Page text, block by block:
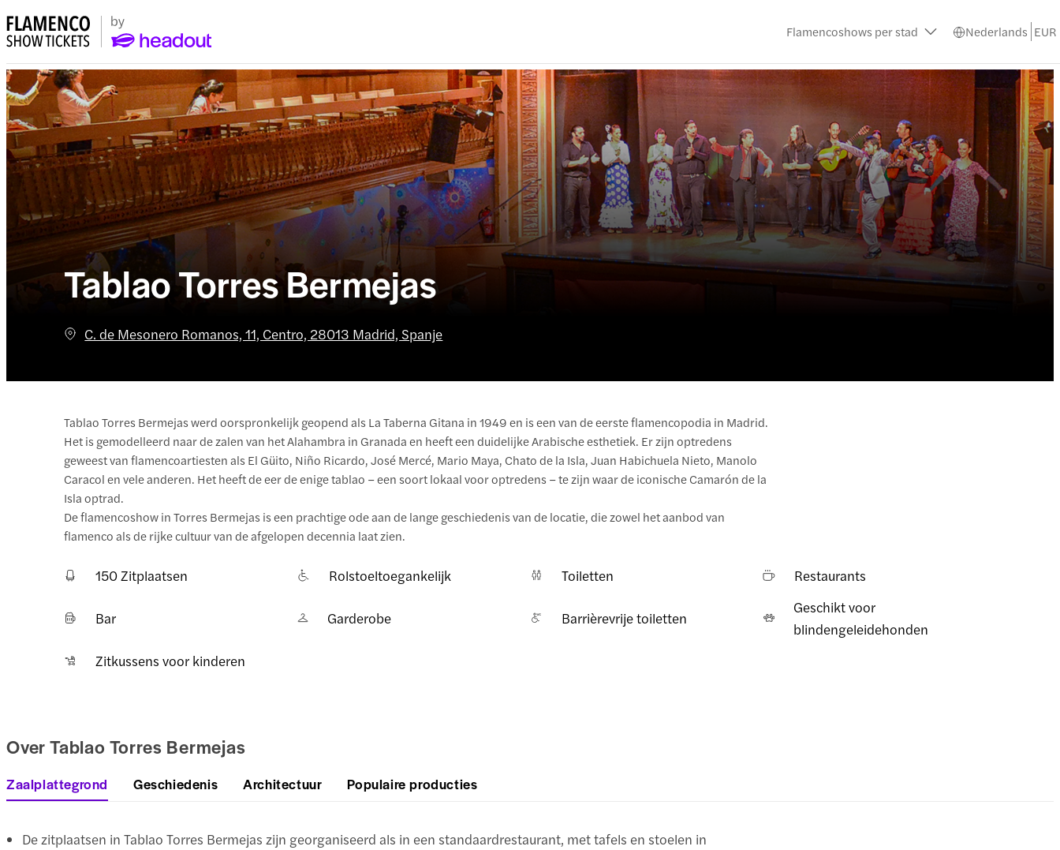
Flamencoshows per stad Nederlands EUR
Tablao Torres Bermejas
C. de Mesonero Romanos, 11, Centro, 28013 Madrid, Spanje
Tablao Torres Bermejas werd oorspronkelijk geopend als La Taberna Gitana in 1949 en is een van de eerste flamencopodia in Madrid.
Het is gemodelleerd naar de zalen van het Alahambra in Granada en heeft een duidelijke Arabische esthetiek. Er zijn optredens
geweest van flamencoartiesten als El Güito, Niño Ricardo, José Mercé, Mario Maya, Chato de la Isla, Juan Habichuela Nieto, Manolo
Caracol en vele anderen. Het heeft de eer de enige tablao – een soort lokaal voor optredens – te zijn waar de iconische Camarón de la
Isla optrad.
De flamencoshow in Torres Bermejas is een prachtige ode aan de lange geschiedenis van de locatie, die zowel het aanbod van
flamenco als de rijke cultuur van de afgelopen decennia laat zien.
150 Zitplaatsen Rolstoeltoegankelijk Toiletten Restaurants
Bar Garderobe Barrièrevrije toiletten
Geschikt voor
blindengeleidehonden
Zitkussens voor kinderen
Over Tablao Torres Bermejas
Zaalplattegrond Geschiedenis Architectuur Populaire producties
De zitplaatsen in Tablao Torres Bermejas zijn georganiseerd als in een standaardrestaurant, met tafels en stoelen in